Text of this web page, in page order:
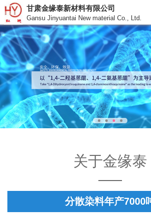
甘肃金缘泰新材料有限公司
Gansu Jinyuantai New material Co., Ltd.
关于金缘泰
分散染料年产7000